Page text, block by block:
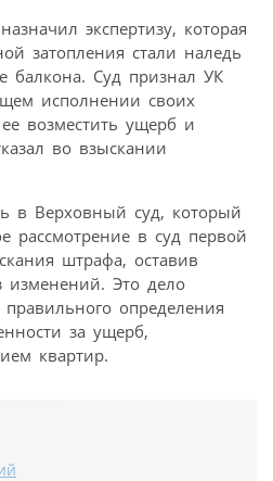
экспертизу, которая
затопления стали наледь
балкона. Суд признал УК
исполнении своих
возместить ущерб и
во взыскании
в Верховный суд, который
рассмотрение в суд первой
штрафа, оставив
изменений. Это дело
определения
за ущерб,
квартир.